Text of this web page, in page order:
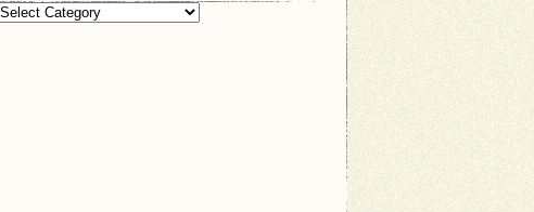
Categories